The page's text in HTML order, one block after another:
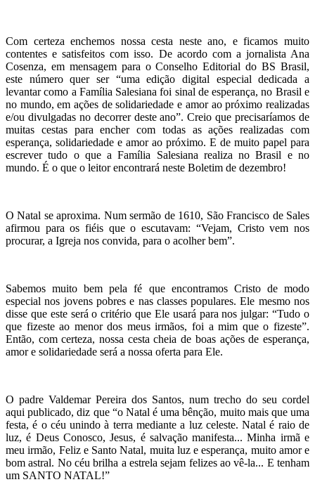
Com certeza enchemos nossa cesta neste ano, e ficamos muito
contentes e satisfeitos com isso. De acordo com a jornalista Ana
Cosenza, em mensagem para o Conselho Editorial do BS Brasil,
este número quer ser “uma edição digital especial dedicada a
levantar como a Família Salesiana foi sinal de esperança, no Brasil e
no mundo, em ações de solidariedade e amor ao próximo realizadas
e/ou divulgadas no decorrer deste ano”. Creio que precisaríamos de
muitas cestas para encher com todas as ações realizadas com
esperança, solidariedade e amor ao próximo. E de muito papel para
escrever tudo o que a Família Salesiana realiza no Brasil e no
mundo. É o que o leitor encontrará neste Boletim de dezembro!
O Natal se aproxima. Num sermão de 1610, São Francisco de Sales
afirmou para os fiéis que o escutavam: “Vejam, Cristo vem nos
procurar, a Igreja nos convida, para o acolher bem”.
Sabemos muito bem pela fé que encontramos Cristo de modo
especial nos jovens pobres e nas classes populares. Ele mesmo nos
disse que este será o critério que Ele usará para nos julgar: “Tudo o
que fizeste ao menor dos meus irmãos, foi a mim que o fizeste”.
Então, com certeza, nossa cesta cheia de boas ações de esperança,
amor e solidariedade será a nossa oferta para Ele.
O padre Valdemar Pereira dos Santos, num trecho do seu cordel
aqui publicado, diz que “o Natal é uma bênção, muito mais que uma
festa, é o céu unindo à terra mediante a luz celeste. Natal é raio de
luz, é Deus Conosco, Jesus, é salvação manifesta... Minha irmã e
meu irmão, Feliz e Santo Natal, muita luz e esperança, muito amor e
bom astral. No céu brilha a estrela sejam felizes ao vê-la... E tenham
um SANTO NATAL!”